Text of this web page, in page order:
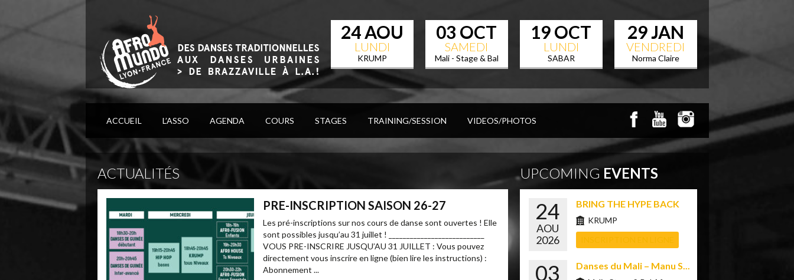
24 AOU
LUNDI
KRUMP
03 OCT
SAMEDI
Mali - Stage & Bal
Afro
19 OCT
LUNDI
SABAR
29 JAN
VENDREDI
Norma Claire
ACCUEIL L’ASSO AGENDA COURS STAGES TRAINING/SESSION VIDEOS/PHOTOS
ACTUALITÉS
PRE-INSCRIPTION SAISON 26-27
Les pré-inscriptions sur nos cours de danse sont ouvertes ! Elle
sont possibles jusqu’au 31 juillet ! ___________________________
VOUS PRE-INSCRIRE JUSQU’AU 31 JUILLET : Vous pouvez
directement vous inscrire en ligne (bien lire les instructions) :
Abonnement ...
UPCOMING EVENTS
24
AOU
2026
BRING THE HYPE BACK
KRUMP
03 Danses du Mali – Manu S...